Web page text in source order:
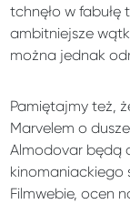
tchnęło w
ambitniejsze
można jednak
Pamiętajmy też,
Marvelem o
Almodovar będą
kinomaniackiego
Filmwebie, ocen